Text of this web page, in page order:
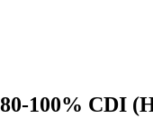
100% CDI